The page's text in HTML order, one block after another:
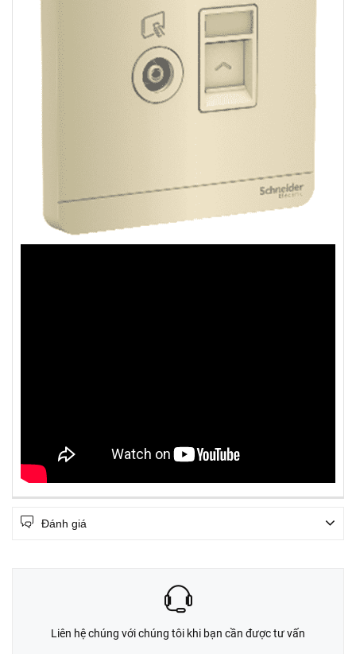
Đánh giá
Liên hệ chúng với chúng tôi khi bạn cần được tư vấn